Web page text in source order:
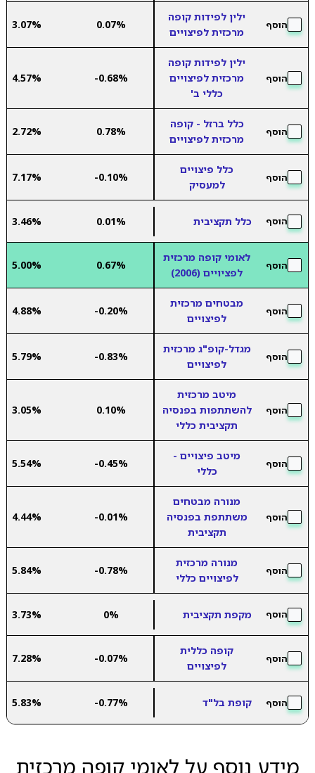
הוסף
ילין לפידות קופה
מרכזית לפיצויים
0.07%
3.07%
הוסף
ילין לפידות קופה
מרכזית לפיצויים
כללי ב'
-0.68%
4.57%
הוסף
כלל ברזל - קופה
מרכזית לפיצויים
0.78%
2.72%
הוסף
כלל פיצויים
למעסיק
-0.10%
7.17%
הוסף כלל תקציבית 0.01%
3.46%
הוסף
לאומי קופה מרכזית
לפציויים (2006)
0.67%
5.00%
הוסף
מבטחים מרכזית
לפיצויים
-0.20%
4.88%
הוסף
מגדל-קופ"ג מרכזית
לפיצויים
-0.83%
5.79%
הוסף
מיטב מרכזית
להשתתפות בפנסיה
תקציבית כללי
0.10%
3.05%
הוסף
מיטב פיצויים -
כללי
-0.45%
5.54%
הוסף
מנורה מבטחים
משתתפת בפנסיה
תקציבית
-0.01%
4.44%
הוסף
מנורה מרכזית
לפיצויים כללי
-0.78%
5.84%
הוסף מקפת תקציבית 0%
3.73%
הוסף
קופה כללית
לפיצויים
-0.07%
7.28%
הוסף קופת בל"ד -0.77%
5.83%
מידע נוסף על לאומי קופה מרכזית